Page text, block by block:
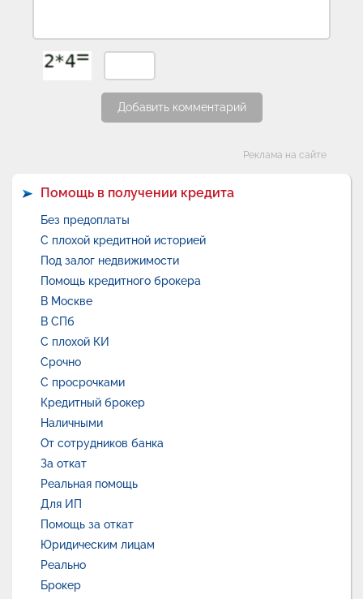
Добавить комментарий
Реклама на сайте
Помощь в получении кредита
Без предоплаты
С плохой кредитной историей
Под залог недвижимости
Помощь кредитного брокера
В Москве
В СПб
С плохой КИ
Срочно
С просрочками
Кредитный брокер
Наличными
От сотрудников банка
За откат
Реальная помощь
Для ИП
Помощь за откат
Юридическим лицам
Реально
Брокер